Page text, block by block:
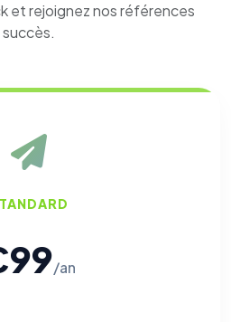
et rejoignez nos références
succès.
/an